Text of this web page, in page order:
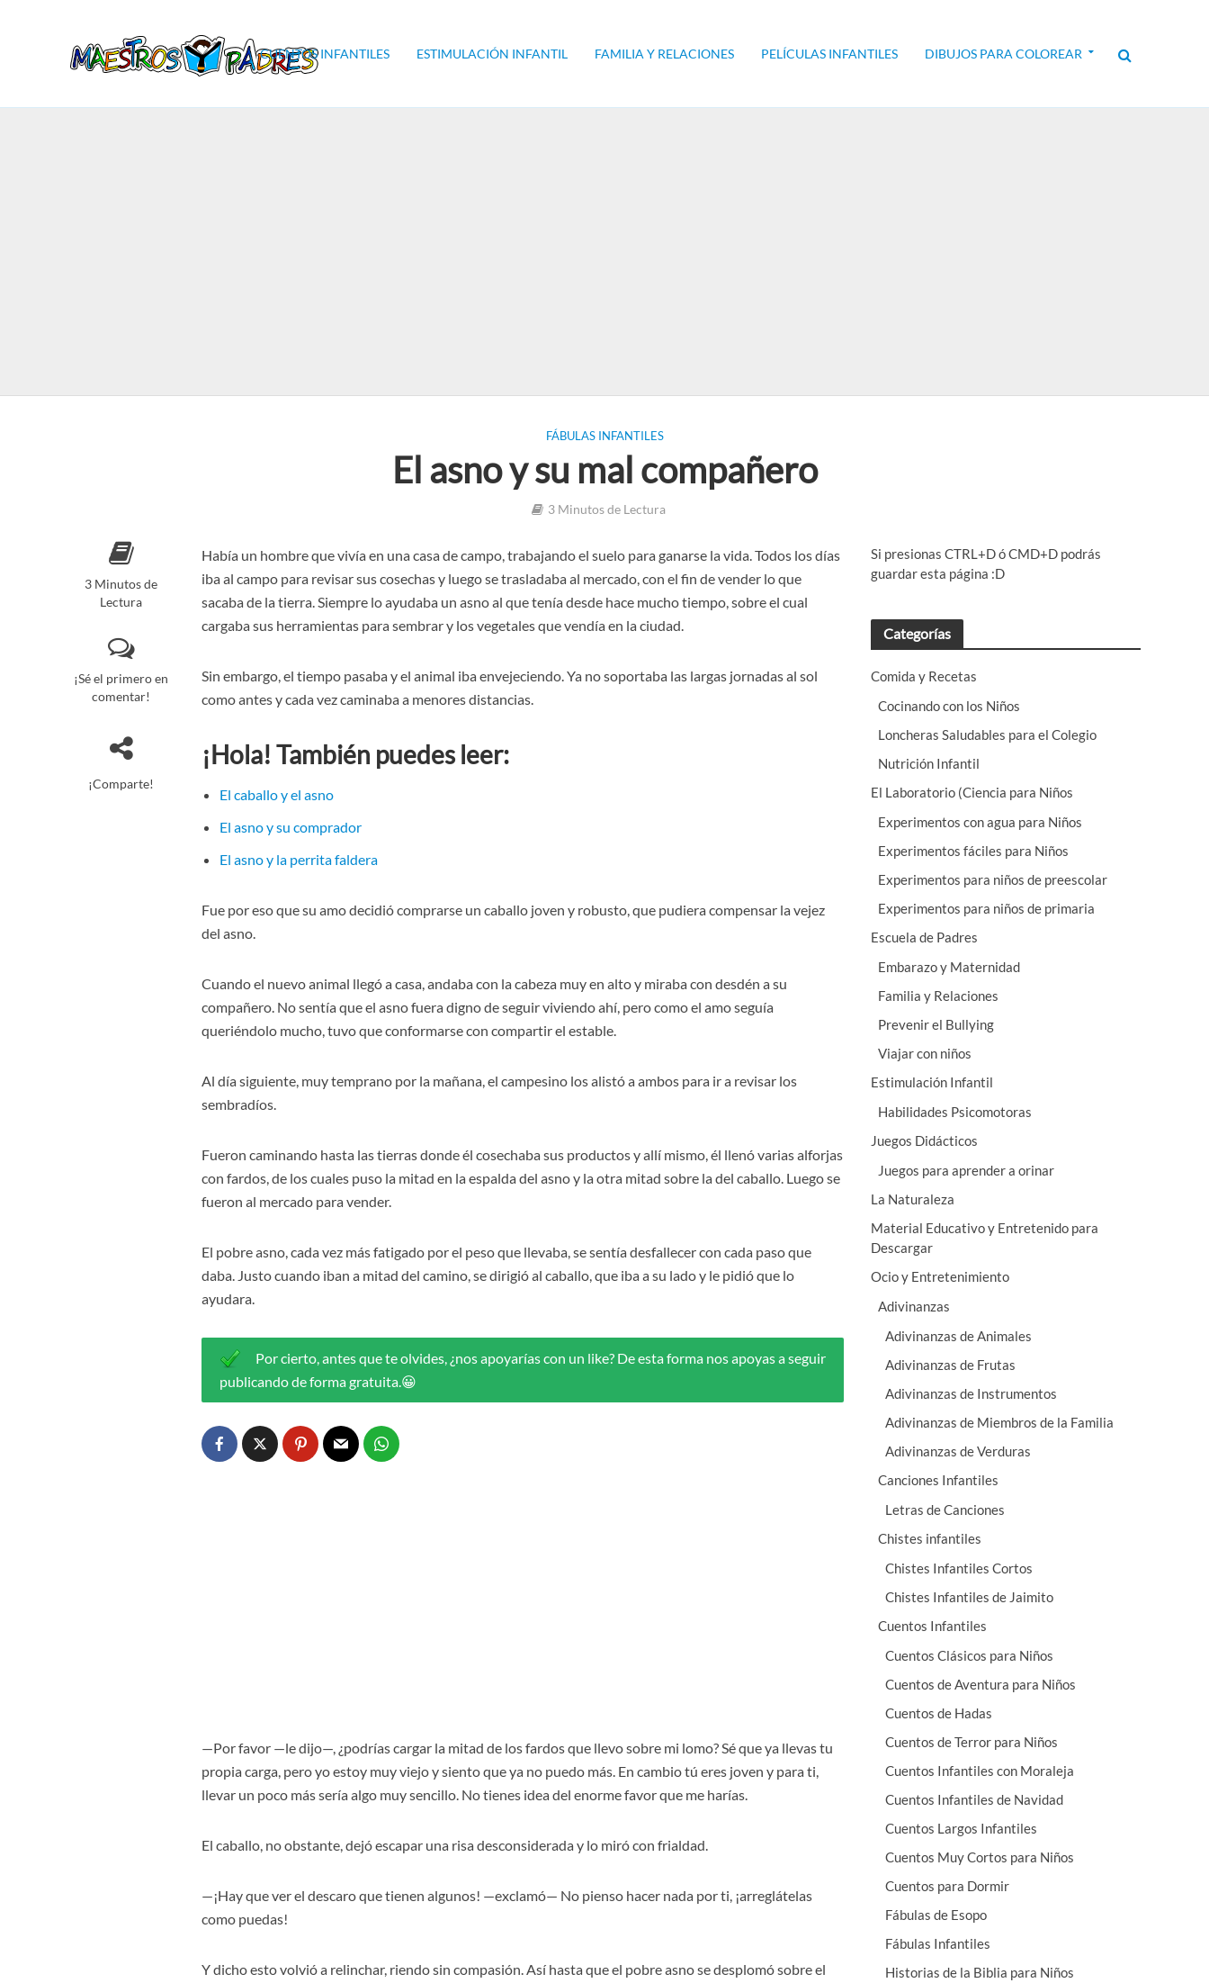
CUENTOS INFANTILES ESTIMULACIÓN INFANTIL FAMILIA Y RELACIONES PELÍCULAS INFANTILES DIBUJOS PARA COLOREAR
FÁBULAS INFANTILES
El asno y su mal compañero
3 Minutos de Lectura
3 Minutos de
Lectura
¡Sé el primero en
comentar!
¡Comparte!
Había un hombre que vivía en una casa de campo, trabajando el suelo para ganarse la vida. Todos los días
iba al campo para revisar sus cosechas y luego se trasladaba al mercado, con el fin de vender lo que
sacaba de la tierra. Siempre lo ayudaba un asno al que tenía desde hace mucho tiempo, sobre el cual
cargaba sus herramientas para sembrar y los vegetales que vendía en la ciudad.
Sin embargo, el tiempo pasaba y el animal iba envejeciendo. Ya no soportaba las largas jornadas al sol
como antes y cada vez caminaba a menores distancias.
¡Hola! También puedes leer:
El caballo y el asno
El asno y su comprador
El asno y la perrita faldera
Fue por eso que su amo decidió comprarse un caballo joven y robusto, que pudiera compensar la vejez
del asno.
Cuando el nuevo animal llegó a casa, andaba con la cabeza muy en alto y miraba con desdén a su
compañero. No sentía que el asno fuera digno de seguir viviendo ahí, pero como el amo seguía
queriéndolo mucho, tuvo que conformarse con compartir el estable.
Al día siguiente, muy temprano por la mañana, el campesino los alistó a ambos para ir a revisar los
sembradíos.
Fueron caminando hasta las tierras donde él cosechaba sus productos y allí mismo, él llenó varias alforjas
con fardos, de los cuales puso la mitad en la espalda del asno y la otra mitad sobre la del caballo. Luego se
fueron al mercado para vender.
El pobre asno, cada vez más fatigado por el peso que llevaba, se sentía desfallecer con cada paso que
daba. Justo cuando iban a mitad del camino, se dirigió al caballo, que iba a su lado y le pidió que lo
ayudara.
Por cierto, antes que te olvides, ¿nos apoyarías con un like? De esta forma nos apoyas a seguir
publicando de forma gratuita.😀
—Por favor —le dijo—, ¿podrías cargar la mitad de los fardos que llevo sobre mi lomo? Sé que ya llevas tu
propia carga, pero yo estoy muy viejo y siento que ya no puedo más. En cambio tú eres joven y para ti,
llevar un poco más sería algo muy sencillo. No tienes idea del enorme favor que me harías.
El caballo, no obstante, dejó escapar una risa desconsiderada y lo miró con frialdad.
—¡Hay que ver el descaro que tienen algunos! —exclamó— No pienso hacer nada por ti, ¡arreglátelas
como puedas!
Y dicho esto volvió a relinchar, riendo sin compasión. Así hasta que el pobre asno se desplomó sobre el
Si presionas CTRL+D ó CMD+D podrás
guardar esta página :D
Categorías
Comida y Recetas
Cocinando con los Niños
Loncheras Saludables para el Colegio
Nutrición Infantil
El Laboratorio (Ciencia para Niños
Experimentos con agua para Niños
Experimentos fáciles para Niños
Experimentos para niños de preescolar
Experimentos para niños de primaria
Escuela de Padres
Embarazo y Maternidad
Familia y Relaciones
Prevenir el Bullying
Viajar con niños
Estimulación Infantil
Habilidades Psicomotoras
Juegos Didácticos
Juegos para aprender a orinar
La Naturaleza
Material Educativo y Entretenido para
Descargar
Ocio y Entretenimiento
Adivinanzas
Adivinanzas de Animales
Adivinanzas de Frutas
Adivinanzas de Instrumentos
Adivinanzas de Miembros de la Familia
Adivinanzas de Verduras
Canciones Infantiles
Letras de Canciones
Chistes infantiles
Chistes Infantiles Cortos
Chistes Infantiles de Jaimito
Cuentos Infantiles
Cuentos Clásicos para Niños
Cuentos de Aventura para Niños
Cuentos de Hadas
Cuentos de Terror para Niños
Cuentos Infantiles con Moraleja
Cuentos Infantiles de Navidad
Cuentos Largos Infantiles
Cuentos Muy Cortos para Niños
Cuentos para Dormir
Fábulas de Esopo
Fábulas Infantiles
Historias de la Biblia para Niños